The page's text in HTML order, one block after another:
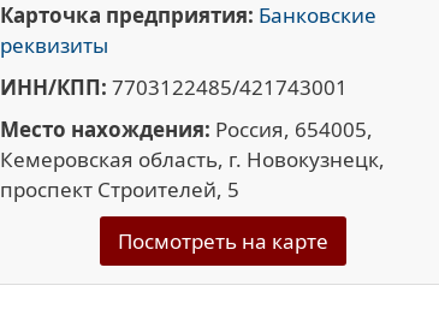
Карточка предприятия: Банковские
реквизиты
ИНН/КПП: 7703122485/421743001
Место нахождения: Россия, 654005,
Кемеровская область, г. Новокузнецк,
проспект Строителей, 5
Посмотреть на карте